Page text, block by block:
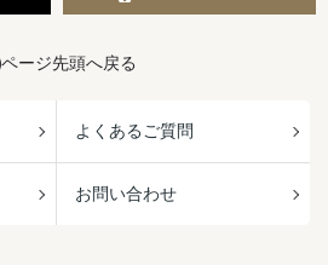
ページ先頭へ戻る
よくあるご質問
お問い合わせ